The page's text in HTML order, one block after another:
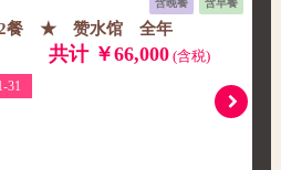
含早餐
含晚餐
2餐 ★ 赞水馆 全年
共计 ￥66,000(含税)
31